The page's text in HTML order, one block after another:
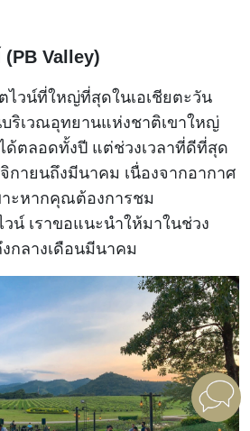
(PB Valley)
ไวน์ที่ใหญ่ที่สุดในเอเชียตะวัน
บริเวณอุทยานแห่งชาติเขาใหญ่
ตลอดทั้งปี แต่ช่วงเวลาที่ดีที่สุด
กายนถึงมีนาคม เนื่องจากอากาศ
าะหากคุณต้องการชม
วน์ เราขอแนะนำให้มาในช่วง
กลางเดือนมีนาคม